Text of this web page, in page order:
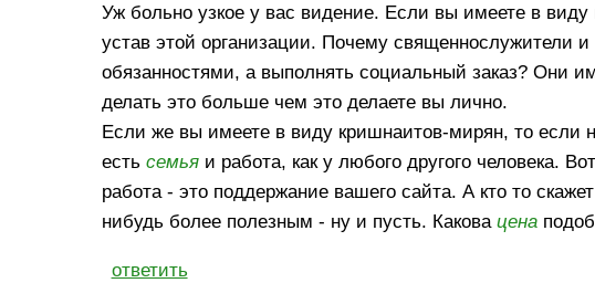
Уж больно узкое у вас видение. Если вы имеете в виду
устав этой организации. Почему священнослужители
обязанностями, а выполнять социальный заказ? Они
делать это больше чем это делаете вы лично.
Если же вы имеете в виду кришнаитов-мирян, то если
естьсемья и работа, как у любого другого человека.
работа - это поддержание вашего сайта. А кто то
нибудь более полезным - ну и пусть. Каковацена
ответить